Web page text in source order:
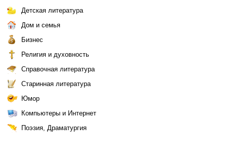
Детская литература
Дом и семья
Бизнес
Религия и духовность
Справочная литература
Старинная литература
Юмор
Компьютеры и Интернет
Поэзия, Драматургия